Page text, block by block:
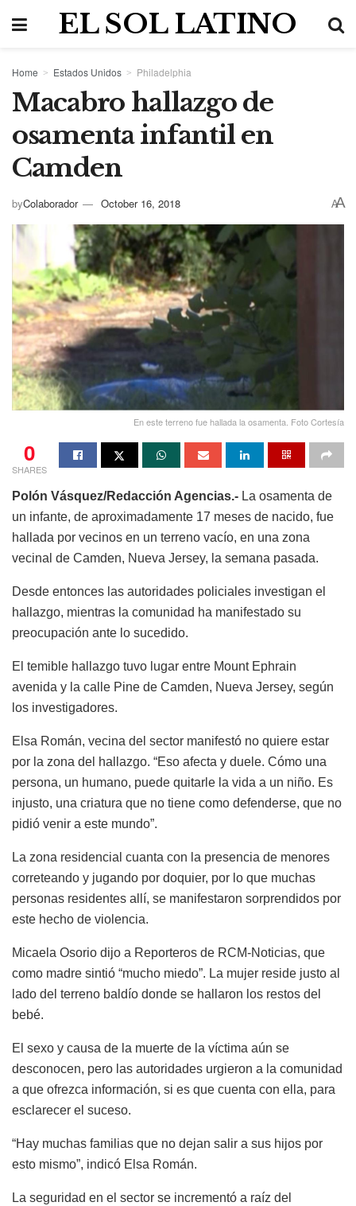
EL SOL LATINO
Home Estados Unidos Philadelphia
Macabro hallazgo de
osamenta infantil en
Camden
byColaborador October 16, 2018 AA
En este terreno fue hallada la osamenta. Foto Cortesía
0
SHARES
Polón Vásquez/Redacción Agencias.- La osamenta de
un infante, de aproximadamente 17 meses de nacido, fue
hallada por vecinos en un terreno vacío, en una zona
vecinal de Camden, Nueva Jersey, la semana pasada.
Desde entonces las autoridades policiales investigan el
hallazgo, mientras la comunidad ha manifestado su
preocupación ante lo sucedido.
El temible hallazgo tuvo lugar entre Mount Ephrain
avenida y la calle Pine de Camden, Nueva Jersey, según
los investigadores.
Elsa Román, vecina del sector manifestó no quiere estar
por la zona del hallazgo. “Eso afecta y duele. Cómo una
persona, un humano, puede quitarle la vida a un niño. Es
injusto, una criatura que no tiene como defenderse, que no
pidió venir a este mundo”.
La zona residencial cuanta con la presencia de menores
correteando y jugando por doquier, por lo que muchas
personas residentes allí, se manifestaron sorprendidos por
este hecho de violencia.
Micaela Osorio dijo a Reporteros de RCM-Noticias, que
como madre sintió “mucho miedo”. La mujer reside justo al
lado del terreno baldío donde se hallaron los restos del
bebé.
El sexo y causa de la muerte de la víctima aún se
desconocen, pero las autoridades urgieron a la comunidad
a que ofrezca información, si es que cuenta con ella, para
esclarecer el suceso.
“Hay muchas familias que no dejan salir a sus hijos por
esto mismo”, indicó Elsa Román.
La seguridad en el sector se incrementó a raíz del